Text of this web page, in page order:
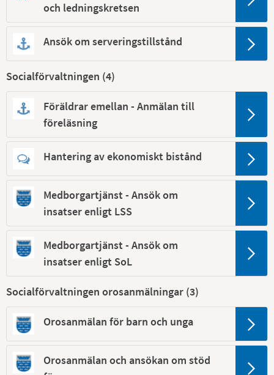
och ledningskretsen
Ansök om serveringstillstånd
Socialförvaltningen (4)
Föräldrar emellan - Anmälan till
föreläsning
Hantering av ekonomiskt bistånd
Medborgartjänst - Ansök om
insatser enligt LSS
Medborgartjänst - Ansök om
insatser enligt SoL
Socialförvaltningen orosanmälningar (3)
Orosanmälan för barn och unga
Orosanmälan och ansökan om stöd